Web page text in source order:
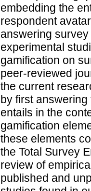
embedding the
respondent
answering
experimental
gamification on
peer-reviewed
the current
by first
entails in the
gamification
these elements
the Total Survey
review of
published and